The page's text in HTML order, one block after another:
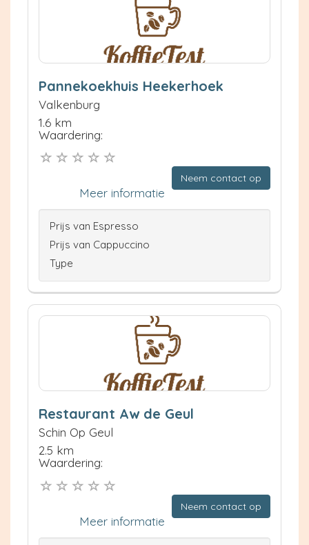
Pannekoekhuis Heekerhoek
Valkenburg
1.6 km
Waardering:
Neem contact op
Meer informatie
Prijs van Espresso
Prijs van Cappuccino
Type
Restaurant Aw de Geul
Schin Op Geul
2.5 km
Waardering:
Neem contact op
Meer informatie